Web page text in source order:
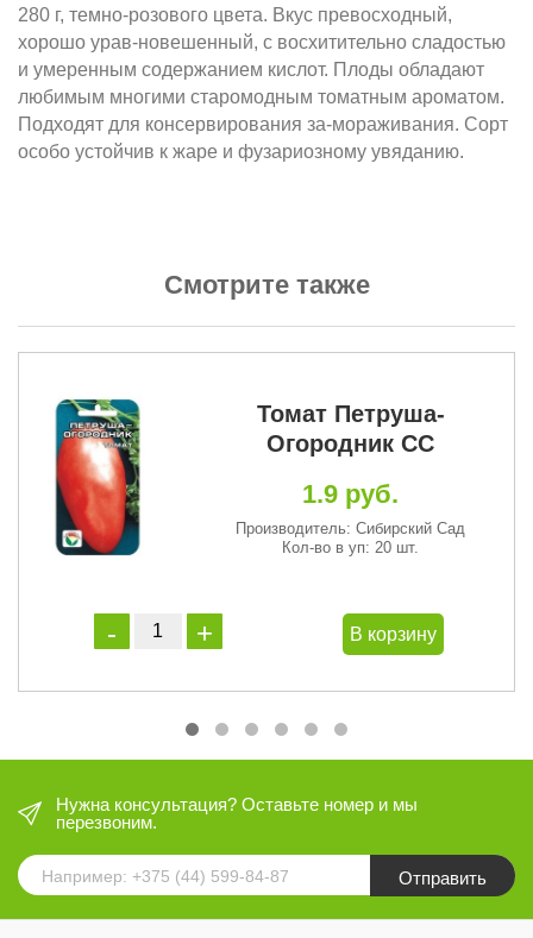
280 г, темно-розового цвета. Вкус превосходный,
хорошо урав-новешенный, с восхитительно сладостью
и умеренным содержанием кислот. Плоды обладают
любимым многими старомодным томатным ароматом.
Подходят для консервирования за-мораживания. Сорт
особо устойчив к жаре и фузариозному увяданию.
Смотрите также
Томат Петруша-
Огородник СС
1.9 руб.
Производитель: Сибирский Сад
Кол-во в уп: 20 шт.
В корзину
Нужна консультация? Оставьте номер и мы
перезвоним.
Отправить